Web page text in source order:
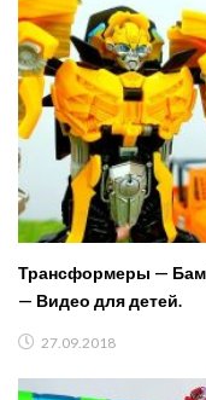
Трансформеры —
— Видео для детей.
27.09.2018